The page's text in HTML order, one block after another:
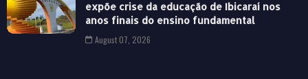
expõe crise da educação de Ibicaraí nos
anos finais do ensino fundamental
August 07, 2026